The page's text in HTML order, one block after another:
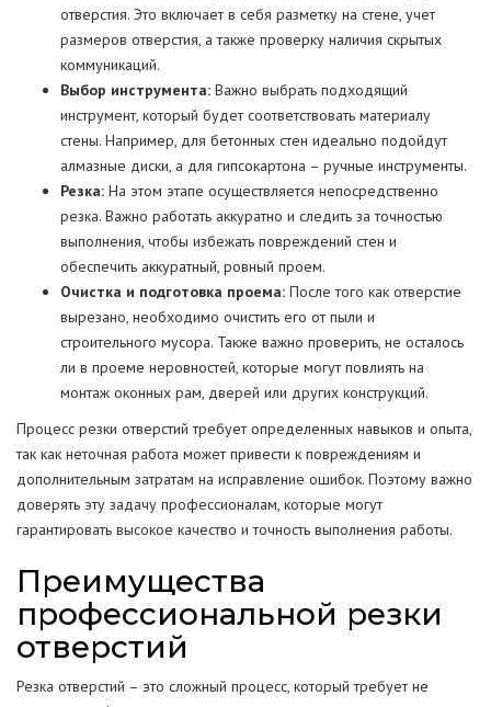
отверстия. Это включает в себя разметку на стене, учет
размеров отверстия, а также проверку наличия скрытых
коммуникаций.
Выбор инструмента: Важно выбрать подходящий
инструмент, который будет соответствовать материалу
стены. Например, для бетонных стен идеально подойдут
алмазные диски, а для гипсокартона – ручные инструменты.
Резка: На этом этапе осуществляется непосредственно
резка. Важно работать аккуратно и следить за точностью
выполнения, чтобы избежать повреждений стен и
обеспечить аккуратный, ровный проем.
Очистка и подготовка проема: После того как отверстие
вырезано, необходимо очистить его от пыли и
строительного мусора. Также важно проверить, не осталось
ли в проеме неровностей, которые могут повлиять на
монтаж оконных рам, дверей или других конструкций.
Процесс резки отверстий требует определенных навыков и опыта,
так как неточная работа может привести к повреждениям и
дополнительным затратам на исправление ошибок. Поэтому важно
доверять эту задачу профессионалам, которые могут
гарантировать высокое качество и точность выполнения работы.
Преимущества
профессиональной резки
отверстий
Резка отверстий – это сложный процесс, который требует не